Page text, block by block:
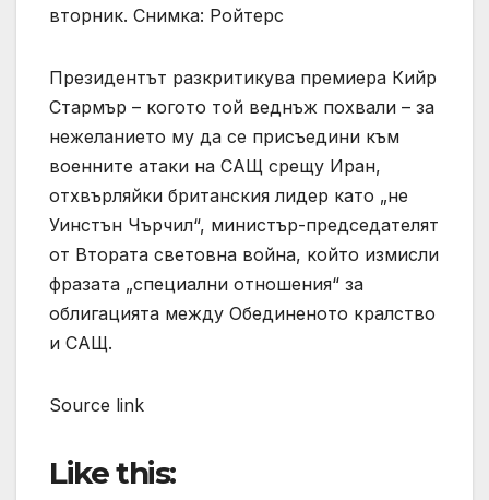
вторник. Снимка: Ройтерс
Президентът разкритикува премиера Кийр
Стармър – когото той веднъж похвали – за
нежеланието му да се присъедини към
военните атаки на САЩ срещу Иран,
отхвърляйки британския лидер като „не
Уинстън Чърчил“, министър-председателят
от Втората световна война, който измисли
фразата „специални отношения“ за
облигацията между Обединеното кралство
и САЩ.
Source link
Like this: